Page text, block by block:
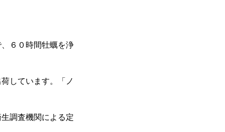
６０時間牡蠣を浄
しています。「ノ
調査機関による定